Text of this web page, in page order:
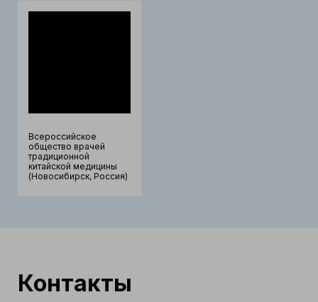
Всероссийское
общество врачей
традиционной
китайской медицины
(Новосибирск, Россия)
Контакты